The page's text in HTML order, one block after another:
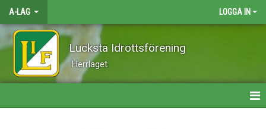
A-LAG LOGGA IN
Lucksta Idrottsförening
Herrlaget